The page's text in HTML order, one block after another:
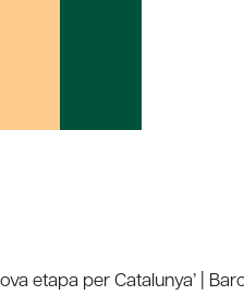
etapa per Catalunya’ |